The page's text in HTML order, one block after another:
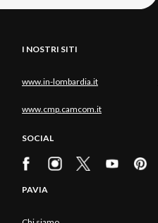
I NOSTRI SITI
www.in-lombardia.it
www.cmp.camcom.it
SOCIAL
PAVIA